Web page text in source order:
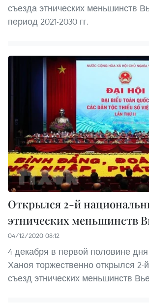
съезда этнических меньшинств
период 2021-2030 гг.
Открылся 2-й
этнических меньшинств
04/12/2020 08:12
4 декабря в первой половине
Ханоя торжественно открылся 2-
съезд этнических меньшинств